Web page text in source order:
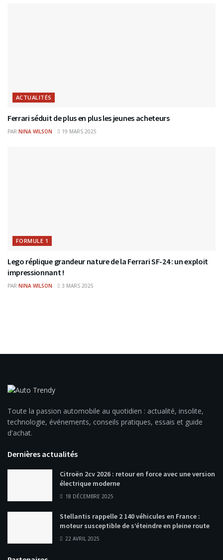
ACTUALITÉS
Ferrari séduit de plus en plus les jeunes acheteurs
PAR NINA WILSON 19 MARS 2025
FORMULE 1
Lego réplique grandeur nature de la Ferrari SF-24 : un exploit
impressionnant !
PAR NINA WILSON 3 MARS 2025
Toute la passion automobile au quotidien : actualité, insolite,
technologie, événements, conseils pratiques, essais et guide
d'achat.
Dernières actualités
Citroën 2cv 2026 : retour en force avec une version
électrique moderne
18 DÉCEMBRE 2025
Stellantis rappelle 2 140 véhicules en France :
moteur susceptible de s’éteindre en pleine route
22 AVRIL 2025